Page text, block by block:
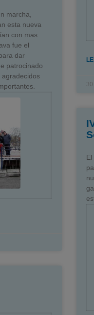
marcha,
esta nueva
con mas
fue el
dar
patrocinado
agradecidos